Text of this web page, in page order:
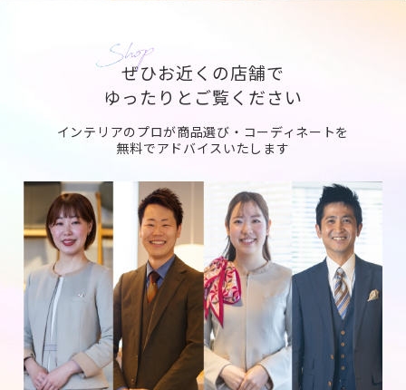
ぜひお近くの店舗で
ゆったりとご覧ください
インテリアのプロが商品選び・コーディネートを
無料でアドバイスいたします